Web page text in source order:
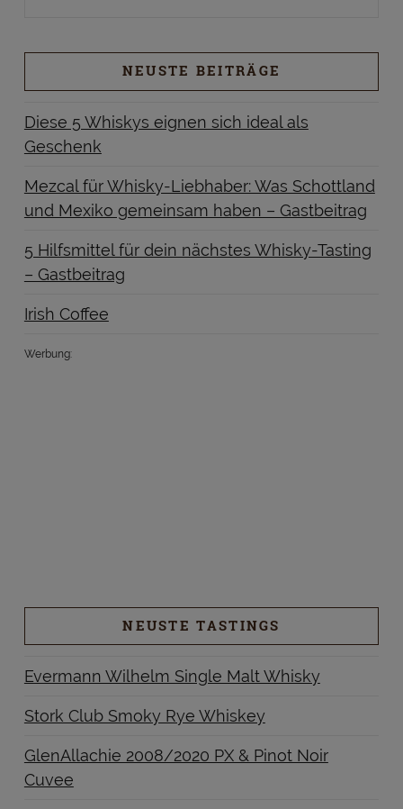
NEUSTE BEITRÄGE
Diese 5 Whiskys eignen sich ideal als
Geschenk
Mezcal für Whisky-Liebhaber: Was Schottland
und Mexiko gemeinsam haben – Gastbeitrag
5 Hilfsmittel für dein nächstes Whisky-Tasting
– Gastbeitrag
Irish Coffee
Werbung:
NEUSTE TASTINGS
Evermann Wilhelm Single Malt Whisky
Stork Club Smoky Rye Whiskey
GlenAllachie 2008/2020 PX & Pinot Noir
Cuvee